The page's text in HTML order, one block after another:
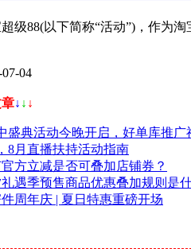
超级88(以下简称“活动”)，作为
04
↓ ↓ ↓
盛典活动今晚开启，好单库推广
8月直播扶持活动指南
方立减是否可叠加店铺券？
遇季预售商品优惠叠加规则是
周年庆 | 夏日特惠重磅开场